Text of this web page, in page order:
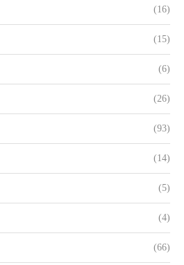
(16)
(15)
(6)
(26)
(93)
(14)
(5)
(4)
(66)